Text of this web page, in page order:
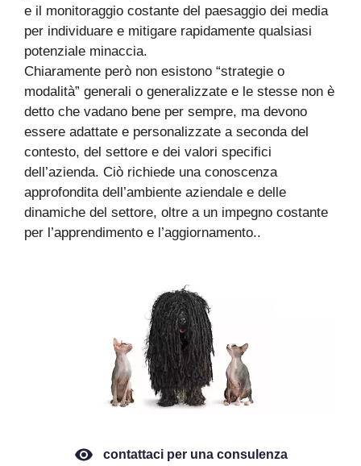
e il monitoraggio costante del paesaggio dei media
per individuare e mitigare rapidamente qualsiasi
potenziale minaccia.
Chiaramente però non esistono “strategie o
modalità” generali o generalizzate e le stesse non è
detto che vadano bene per sempre, ma devono
essere adattate e personalizzate a seconda del
contesto, del settore e dei valori specifici
dell’azienda. Ciò richiede una conoscenza
approfondita dell’ambiente aziendale e delle
dinamiche del settore, oltre a un impegno costante
per l’apprendimento e l’aggiornamento..
contattaci per una consulenza